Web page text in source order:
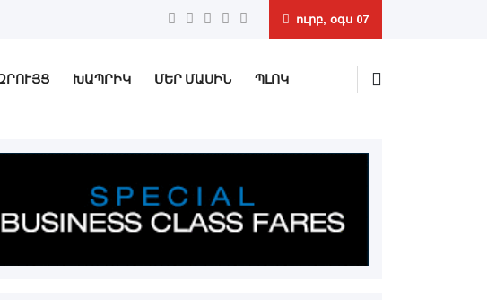
ուրբ, օգս 07
ԽԱՊՐԻԿ ՄԵՐ ՄԱՍԻՆ
ՊԼՈԿ